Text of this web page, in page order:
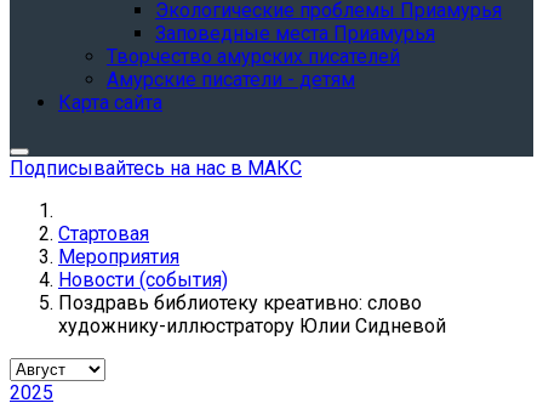
Экологические проблемы Приамурья
Заповедные места Приамурья
Творчество амурских писателей
Амурские писатели - детям
Карта сайта
Подписывайтесь на нас в МАКС
Стартовая
Мероприятия
Новости (события)
Поздравь библиотеку креативно: слово
художнику-иллюстратору Юлии Сидневой
2025